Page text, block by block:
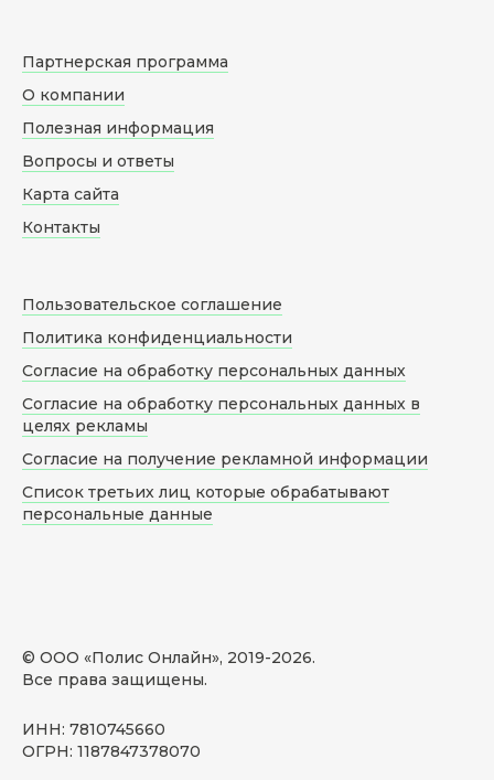
© ООО «Полис Онлайн», 2019-2026.
Все права защищены.
ИНН: 7810745660
ОГРН: 1187847378070
Партнерская программа
О компании
Полезная информация
Вопросы и ответы
Карта сайта
Контакты
Пользовательское соглашение
Политика конфиденциальности
Согласие на обработку персональных данных
Согласие на обработку персональных данных в
целях рекламы
Согласие на получение рекламной информации
Список третьих лиц которые обрабатывают
персональные данные